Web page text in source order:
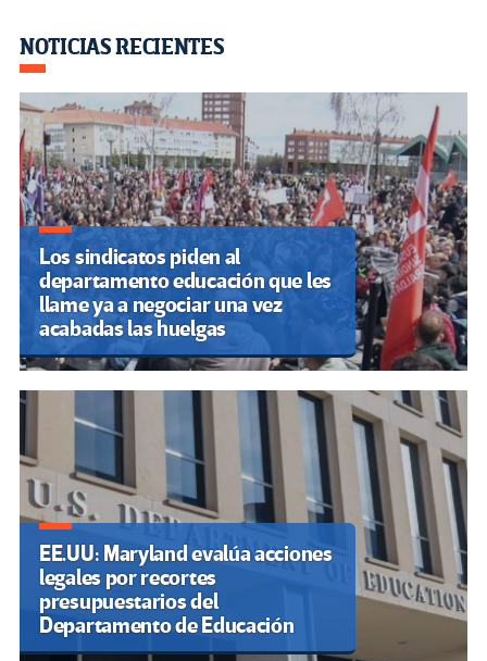
o
k
m n
tir
NOTICIAS RECIENTES
Los sindicatos piden al
departamento educación que les
llame ya a negociar una vez
acabadas las huelgas
EE.UU: Maryland evalúa acciones
legales por recortes
presupuestarios del
Departamento de Educación